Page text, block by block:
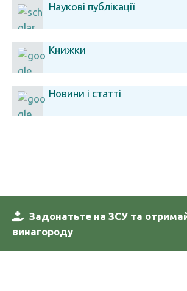
Наукові публікації
Книжки
Новини і статті
Задонатьте на ЗСУ та
винагороду